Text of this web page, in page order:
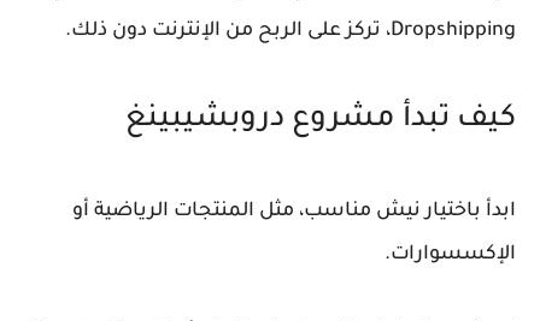
Dropshipping، تركز على الربح من الإنترنت دون ذلك.
كيف تبدأ مشروع دروبشيبينغ
ابدأ باختيار نيش مناسب، مثل المنتجات الرياضية أو
الإكسسوارات.